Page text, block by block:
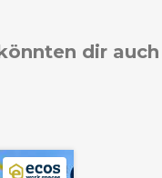
dir auch